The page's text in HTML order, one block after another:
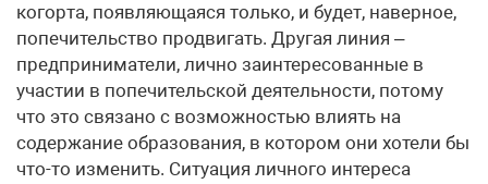
когорта, появляющаяся только, и будет, наверное,
попечительство продвигать. Другая линия –
предприниматели, лично заинтересованные в
участии в попечительской деятельности, потому
что это связано с возможностью влиять на
содержание образования, в котором они хотели бы
что-то изменить. Ситуация личного интереса